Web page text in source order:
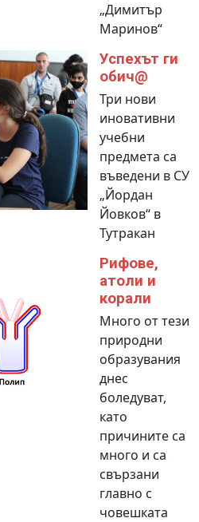
„Димитър
Маринов“
Успехът ги
обич@
Три нови
иновативни
учебни
предмета са
въведени в СУ
„Йордан
Йовков“ в
Тутракан
Рифове,
атоли и
корали
Много от тези
природни
образувания
днес
боледуват,
като
причините са
много и са
свързани
главно с
човешката